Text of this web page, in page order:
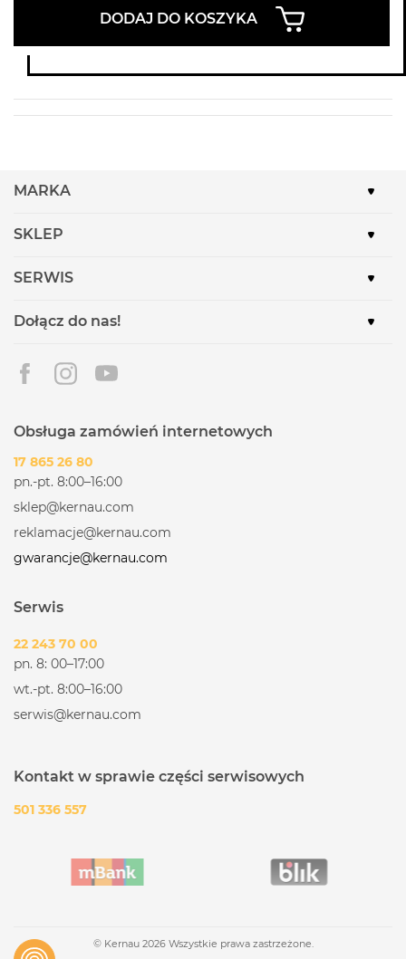
DODAJ DO KOSZYKA
MARKA
SKLEP
SERWIS
Dołącz do nas!
Obsługa zamówień internetowych
17 865 26 80
pn.-pt. 8:00–16:00
sklep@kernau.com
reklamacje@kernau.com
gwarancje@kernau.com
Serwis
22 243 70 00
pn. 8: 00–17:00
wt.-pt. 8:00–16:00
serwis@kernau.com
Kontakt w sprawie części serwisowych
501 336 557
© Kernau 2026 Wszystkie prawa zastrzeżone.